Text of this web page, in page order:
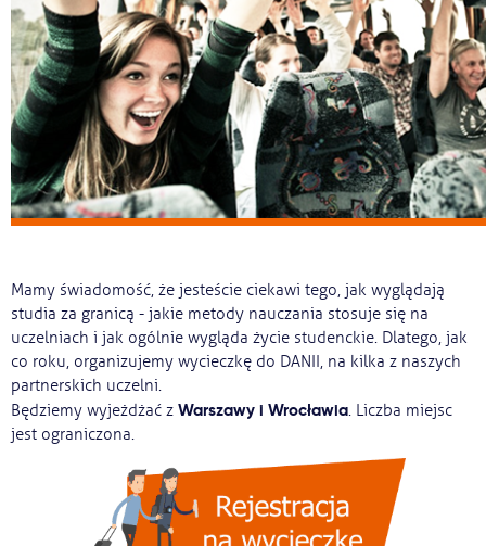
Ważne
Usługi
Dlaczego Kastu?
Aktualności
Mamy świadomość, że jesteście ciekawi tego, jak wyglądają
studia za granicą - jakie metody nauczania stosuje się na
uczelniach i jak ogólnie wygląda życie studenckie. Dlatego, jak
co roku, organizujemy wycieczkę do DANII, na kilka z naszych
partnerskich uczelni.
Będziemy wyjeżdżać z Warszawy i Wrocławia. Liczba miejsc
jest ograniczona.